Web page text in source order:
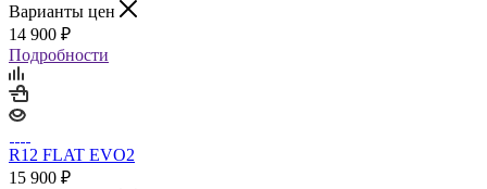
Варианты цен
14 900 ₽
Подробности
R12 FLAT EVO2
15 900 ₽